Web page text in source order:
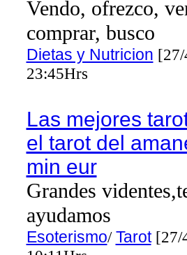
Vendo, ofrezco,
comprar, busco
Dietas y Nutricion
23:45Hrs
Las mejores
el tarot del
min eur
Grandes
ayudamos
Esoterismo/Tarot[27/